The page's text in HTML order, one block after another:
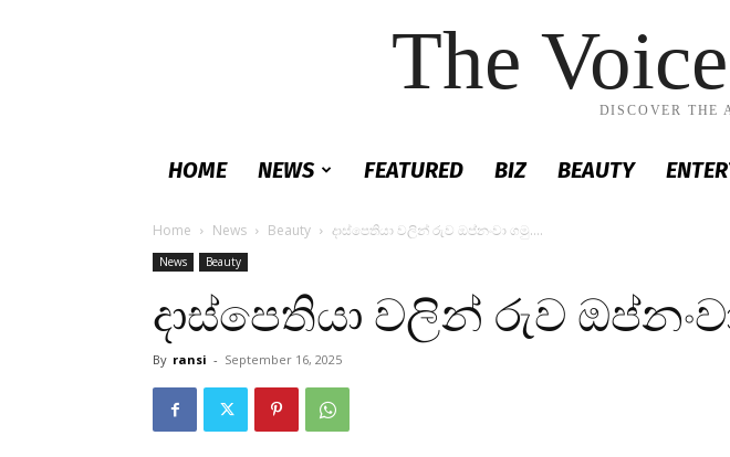
The
DISCOVER THE
HOME NEWS FEATURED BIZ BEAUTY
Home News Beauty දාස්පෙතියා වලින් රුව ඔප්නංවා ගමු….
News Beauty
දාස්පෙතියා වලින් රුව
By ransi - September 16, 2025